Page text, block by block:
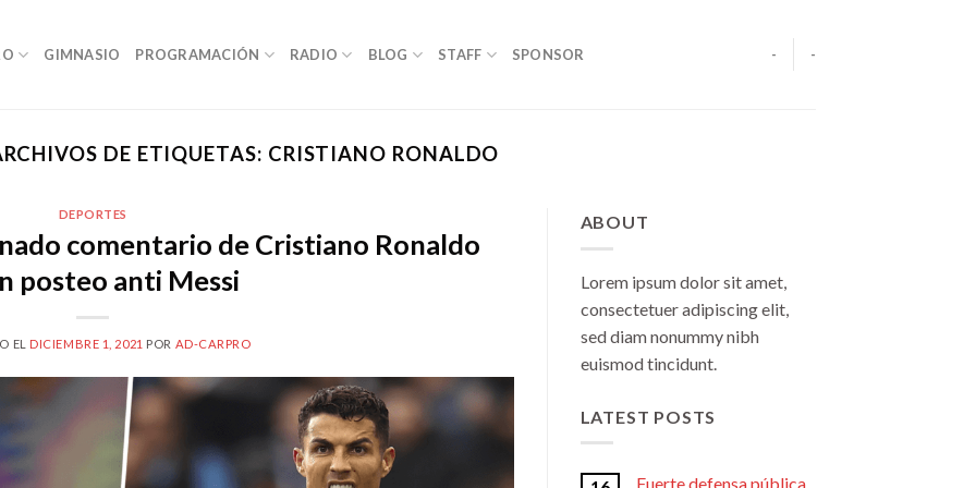
GIMNASIO PROGRAMACIÓN RADIO BLOG STAFF SPONSOR - -
DE ETIQUETAS: CRISTIANO RONALDO
DEPORTES
comentario de Cristiano Ronaldo
posteo anti Messi
EL DICIEMBRE 1, 2021 POR AD-CARPRO
ABOUT
Lorem ipsum dolor sit amet,
consectetuer adipiscing elit,
sed diam nonummy nibh
euismod tincidunt.
LATEST POSTS
Fuerte defensa pública